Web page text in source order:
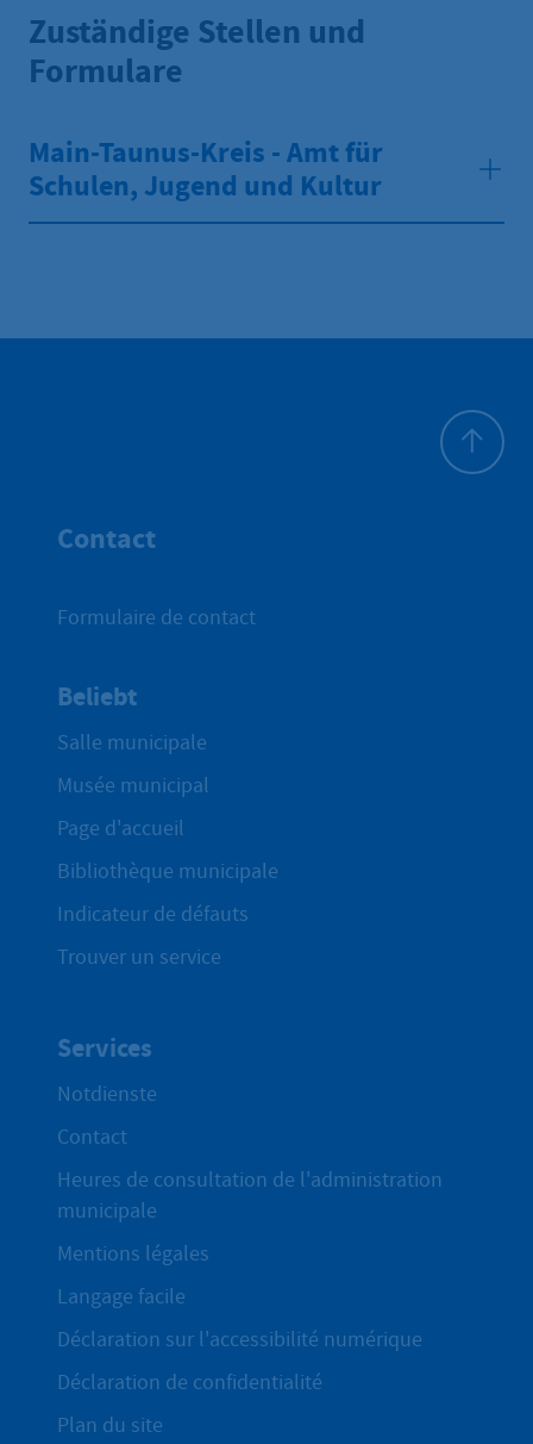
Zuständige Stellen und
Formulare
Main-Taunus-Kreis - Amt für
Schulen, Jugend und Kultur
Contact
Formulaire de contact
Beliebt
Salle municipale
Musée municipal
Page d'accueil
Bibliothèque municipale
Indicateur de défauts
Trouver un service
Services
Notdienste
Contact
Heures de consultation de l'administration
municipale
Mentions légales
Langage facile
Déclaration sur l'accessibilité numérique
Déclaration de confidentialité
Plan du site